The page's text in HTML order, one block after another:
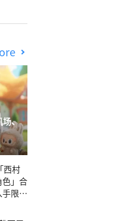
场、
西村
」合
限量